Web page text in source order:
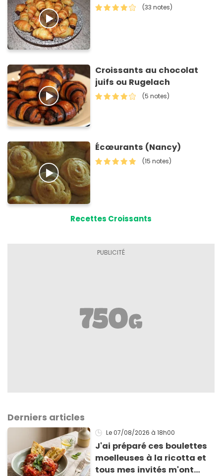
(33 notes)
Croissants au chocolat
juifs ou Rugelach
(5 notes)
Écœurants (Nancy)
(15 notes)
Recettes Croissants
Derniers articles
Le 07/08/2026 à 18h00
J'ai préparé ces boulettes
moelleuses à la ricotta et
tous mes invités m'ont